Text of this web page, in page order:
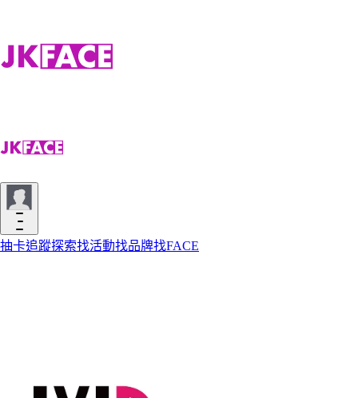
抽卡追蹤探索找活動找品牌找FACE